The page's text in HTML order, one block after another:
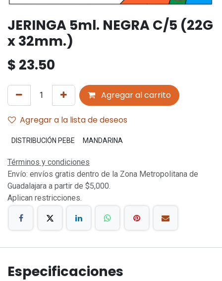
JERINGA 5ml. NEGRA C/5 (22G
x 32mm.)
$ 23.50
Agregar al carrito
Agregar a la lista de deseos
DISTRIBUCIÓN PEBE MANDARINA
Términos y condiciones
Envío: envíos gratis dentro de la Zona Metropolitana de
Guadalajara a partir de $5,000.
Aplican restricciones.
Especificaciones